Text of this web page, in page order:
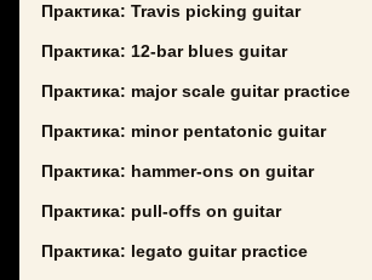
Практика: Travis picking guitar
Практика: 12-bar blues guitar
Практика: major scale guitar practice
Практика: minor pentatonic guitar
Практика: hammer-ons on guitar
Практика: pull-offs on guitar
Практика: legato guitar practice